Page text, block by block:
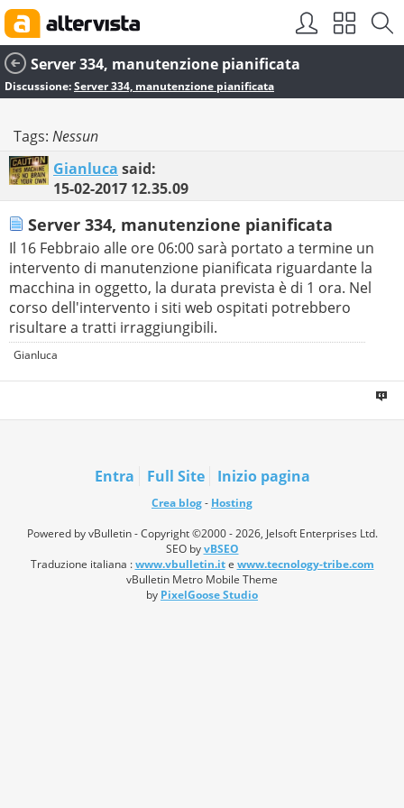
Server 334, manutenzione pianificata
Discussione:Server 334, manutenzione pianificata
Tags: Nessun
Gianluca said:
15-02-2017 12.35.09
Server 334, manutenzione pianificata
Il 16 Febbraio alle ore 06:00 sarà portato a termine un
intervento di manutenzione pianificata riguardante la
macchina in oggetto, la durata prevista è di 1 ora. Nel
corso dell'intervento i siti web ospitati potrebbero
risultare a tratti irraggiungibili.
Gianluca
Entra Full Site Inizio pagina
Crea blog- Hosting
Powered by vBulletin - Copyright ©2000 - 2026, Jelsoft Enterprises Ltd.
SEO byvBSEO
Traduzione italiana :www.vbulletin.ite www.tecnology-tribe.com
vBulletin Metro Mobile Theme
by PixelGoose Studio